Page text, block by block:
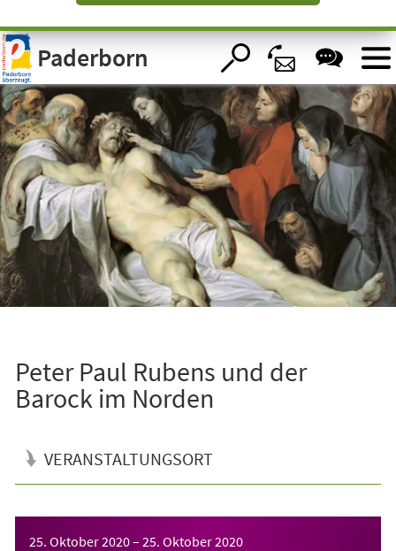
Visuelle
Assistenzsoftware
öffnen.Paderborn
Peter Paul Rubens und der
Barock im Norden
VERANSTALTUNGSORT
25. Oktober 2020– 25. Oktober 2020